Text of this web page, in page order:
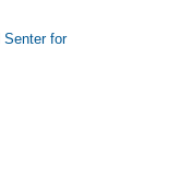
Senter for